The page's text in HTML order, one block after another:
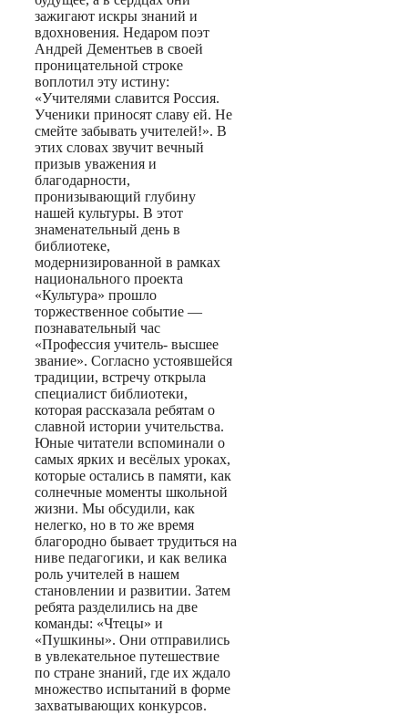
зажигают искры знаний и
вдохновения. Недаром поэт
Андрей Дементьев в своей
проницательной строке
воплотил эту истину:
«Учителями славится Россия.
Ученики приносят славу ей. Не
смейте забывать учителей!». В
этих словах звучит вечный
призыв уважения и
благодарности,
пронизывающий глубину
нашей культуры. В этот
знаменательный день в
библиотеке,
модернизированной в рамках
национального проекта
«Культура» прошло
торжественное событие —
познавательный час
«Профессия учитель- высшее
звание». Согласно устоявшейся
традиции, встречу открыла
специалист библиотеки,
которая рассказала ребятам о
славной истории учительства.
Юные читатели вспоминали о
самых ярких и весёлых уроках,
которые остались в памяти, как
солнечные моменты школьной
жизни. Мы обсудили, как
нелегко, но в то же время
благородно бывает трудиться на
ниве педагогики, и как велика
роль учителей в нашем
становлении и развитии. Затем
ребята разделились на две
команды: «Чтецы» и
«Пушкины». Они отправились
в увлекательное путешествие
по стране знаний, где их ждало
множество испытаний в форме
захватывающих конкурсов.